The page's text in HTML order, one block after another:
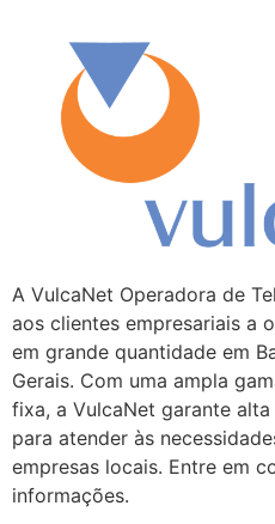
A VulcaNet Operadora de
aos clientes empresariais a
em grande quantidade em
Gerais. Com uma ampla
fixa, a VulcaNet garante
para atender às
empresas locais. Entre em
informações.